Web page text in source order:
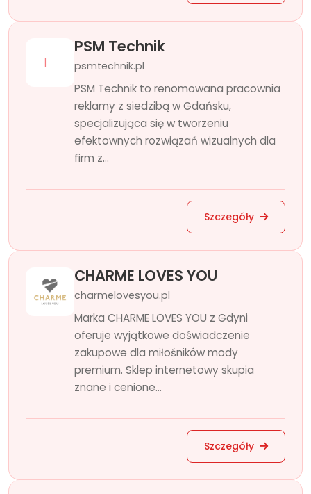
PSM Technik
psmtechnik.pl
PSM Technik to renomowana pracownia
reklamy z siedzibą w Gdańsku,
specjalizująca się w tworzeniu
efektownych rozwiązań wizualnych dla
firm z...
Szczegóły
CHARME LOVES YOU
charmelovesyou.pl
Marka CHARME LOVES YOU z Gdyni
oferuje wyjątkowe doświadczenie
zakupowe dla miłośników mody
premium. Sklep internetowy skupia
znane i cenione...
Szczegóły